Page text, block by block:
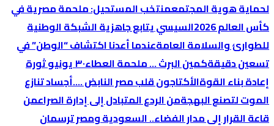
لحماية هوية المجتمعمنتخب المستحيل: ملحمة مصرية في
كأس العالم 2026
السيسي يتابع جاهزية الشبكة الوطنية
للطوارئ والسلامة العامةعندما أعدنا اكتشاف “الوطن” في
تسعين دقيقةكمين البرث … ملحمة العطاء ٣٠ يونيو ثورة
إعادة بناء القوةالأكتاجون قلب مصر النابض ….أجساد تنازع
الموت لتصنع البهجةمن الردع المتبادل إلى إدارة الصراعمن
قاعة القرار إلى مدار الفضاء.. السعودية ومصر ترسمان